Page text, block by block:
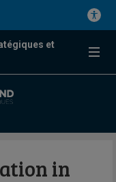
et
in